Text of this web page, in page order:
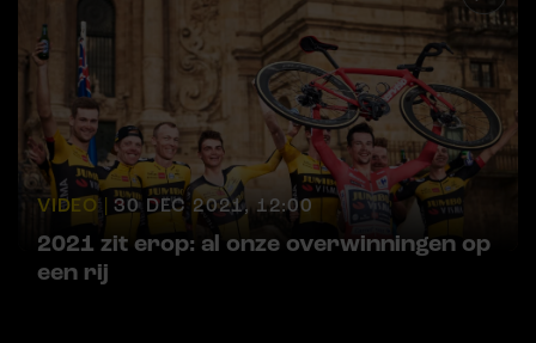
VIDEO | 30 DEC 2021, 12:00
2021 zit erop: al onze overwinningen op
een rij